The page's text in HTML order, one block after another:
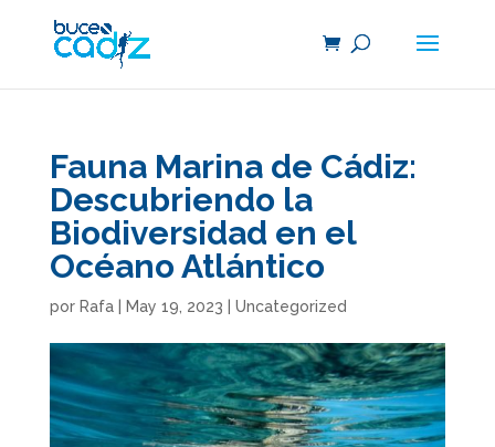
Fauna Marina de Cádiz:
Descubriendo la
Biodiversidad en el
Océano Atlántico
por Rafa| May 19, 2023 Uncategorized